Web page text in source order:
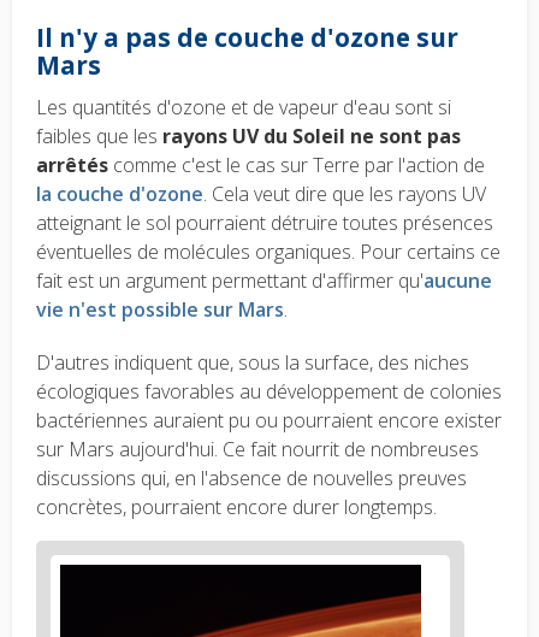
Il n'y a pas de couche d'ozone sur
Mars
Les quantités d'ozone et de vapeur d'eau sont si
faibles que les rayons UV du Soleil ne sont pas
arrêtés comme c'est le cas sur Terre par l'action de
la couche d'ozone. Cela veut dire que les rayons UV
atteignant le sol pourraient détruire toutes présences
éventuelles de molécules organiques. Pour certains ce
fait est un argument permettant d'affirmer qu'aucune
vie n'est possible sur Mars.
D'autres indiquent que, sous la surface, des niches
écologiques favorables au développement de colonies
bactériennes auraient pu ou pourraient encore exister
sur Mars aujourd'hui. Ce fait nourrit de nombreuses
discussions qui, en l'absence de nouvelles preuves
concrètes, pourraient encore durer longtemps.